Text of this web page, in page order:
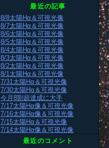
最近の記事
8/8太陽Hα＆可視光像
8/7太陽Hα＆可視光像
8/6太陽Hα＆可視光像
8/5太陽Hα＆可視光像
8/4太陽Hα＆可視光像
8/3太陽Hα＆可視光像
8/2太陽Hα＆可視光像
8/1太陽Hα＆可視光像
7/31太陽Hα＆可視光像
7/30太陽Hα＆可視光像
今月8割超達成に大手
7/17太陽Hα像＆可視光像
7/16太陽Hα像＆可視光像
7/15太陽Hα＆可視光像
7/14太陽Hα像＆可視光像
最近のコメント